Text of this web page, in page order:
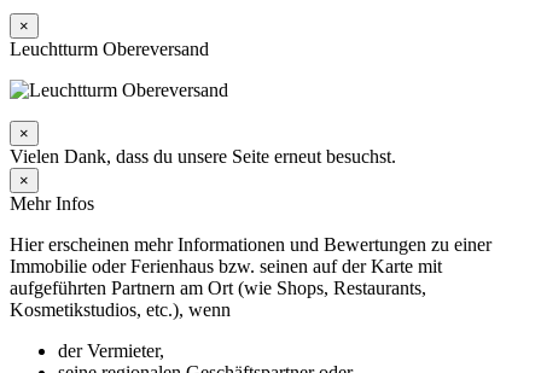
×
Leuchtturm Obereversand
×
Vielen Dank, dass du unsere Seite erneut besuchst.
×
Mehr Infos
Hier erscheinen mehr Informationen und Bewertungen zu einer
Immobilie oder Ferienhaus bzw. seinen auf der Karte mit
aufgeführten Partnern am Ort (wie Shops, Restaurants,
Kosmetikstudios, etc.), wenn
der Vermieter,